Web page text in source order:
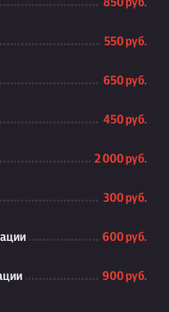
850 руб.
550 руб.
650 руб.
450 руб.
2 000 руб.
300 руб.
600 руб.
900 руб.